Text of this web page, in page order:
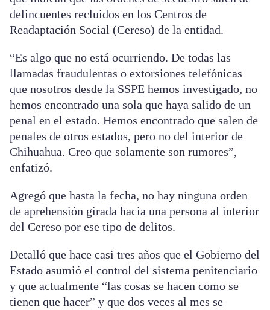
delincuentes recluidos en los Centros de
Readaptación Social (Cereso) de la entidad.
“Es algo que no está ocurriendo. De todas las
llamadas fraudulentas o extorsiones telefónicas
que nosotros desde la SSPE hemos investigado, no
hemos encontrado una sola que haya salido de un
penal en el estado. Hemos encontrado que salen de
penales de otros estados, pero no del interior de
Chihuahua. Creo que solamente son rumores”,
enfatizó.
Agregó que hasta la fecha, no hay ninguna orden
de aprehensión girada hacia una persona al interior
del Cereso por ese tipo de delitos.
Detalló que hace casi tres años que el Gobierno del
Estado asumió el control del sistema penitenciario
y que actualmente “las cosas se hacen como se
tienen que hacer” y que dos veces al mes se